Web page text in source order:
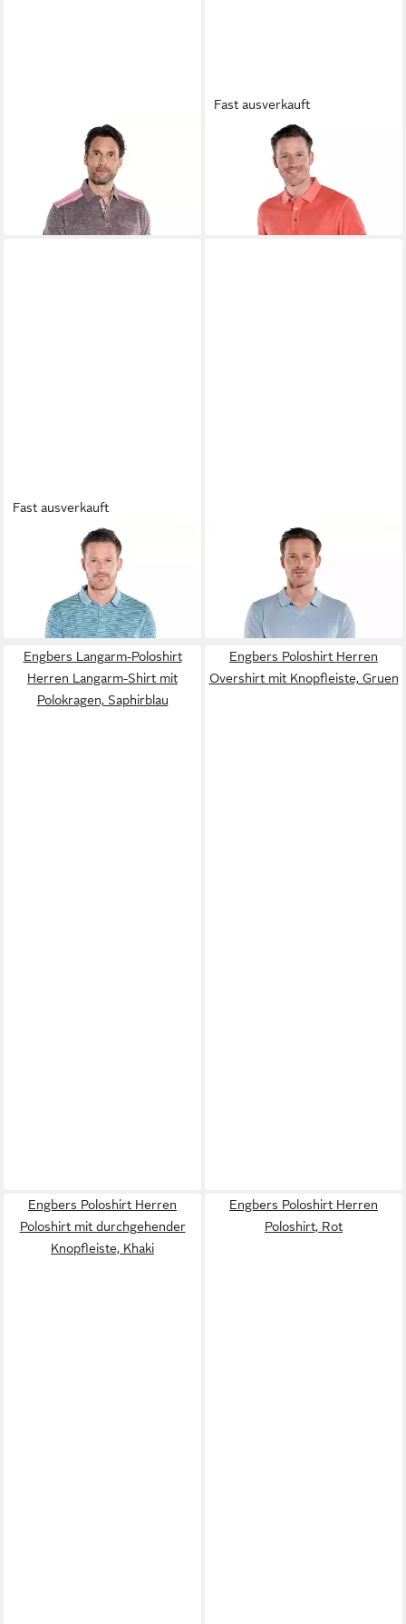
Poloshirt Herren
Poloshirt, Rosa
Fast ausverkauft
ENGBERSPoloshirt Herren
Polo-Shirt strukturiert, Hellrot
59,99 €
Fast ausverkauft
Poloshirt Herren
Polo-Shirt meliert, Hellgruen
69,99 €
Poloshirt Herren
Poloshirt mit Struktur, Hellblau
Engbers Langarm-Poloshirt
Herren Langarm-Shirt mit
Polokragen, Saphirblau
Engbers Poloshirt Herren
Overshirt mit Knopfleiste, Gruen
Engbers Poloshirt Herren
Poloshirt mit durchgehender
Knopfleiste, Khaki
Engbers Poloshirt Herren
Poloshirt, Rot